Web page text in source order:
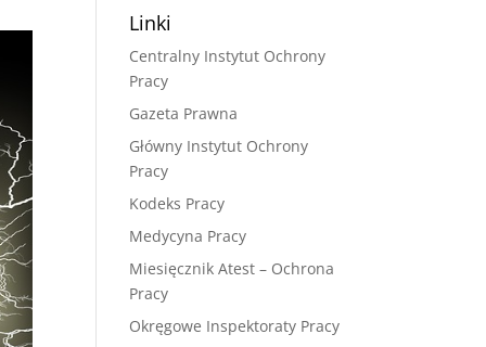
Linki
Centralny Instytut Ochrony
Pracy
Gazeta Prawna
Główny Instytut Ochrony
Pracy
Kodeks Pracy
Medycyna Pracy
Miesięcznik Atest – Ochrona
Pracy
Okręgowe Inspektoraty Pracy